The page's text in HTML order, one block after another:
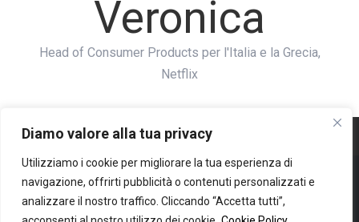
Diamo valore alla tua privacy
Utilizziamo i cookie per migliorare la tua esperienza di
navigazione, offrirti pubblicità o contenuti personalizzati e
analizzare il nostro traffico. Cliccando “Accetta tutti”,
Veronica
Head of Consumer Products per l'Italia e la Grecia,
Netflix
Copyright © 2020 Retail Institute Servizi SRL | Corso Europa 5 - Milano |